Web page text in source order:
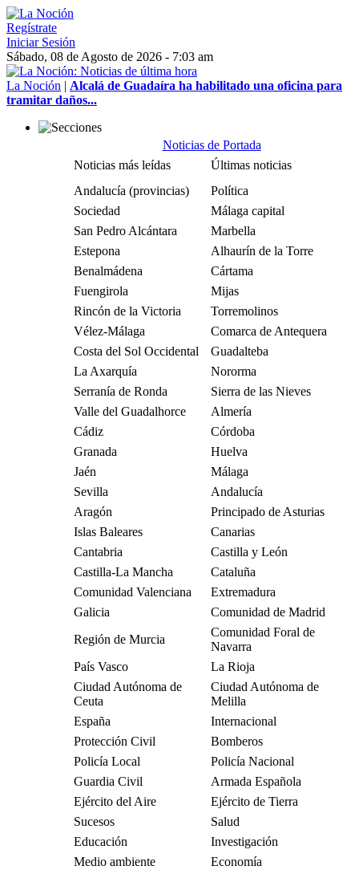
Regístrate
Iniciar Sesión
Sábado, 08 de Agosto de 2026 - 7:03 am
La Noción | Alcalá de Guadaíra ha habilitado una oficina para
tramitar daños...
Noticias de Portada
Noticias más leídas
Últimas noticias
Andalucía (provincias)
Política
Sociedad
Málaga capital
San Pedro Alcántara
Marbella
Estepona
Alhaurín de la Torre
Benalmádena
Cártama
Fuengirola
Mijas
Rincón de la Victoria
Torremolinos
Vélez-Málaga
Comarca de Antequera
Costa del Sol Occidental
Guadalteba
La Axarquía
Nororma
Serranía de Ronda
Sierra de las Nieves
Valle del Guadalhorce
Almería
Cádiz
Córdoba
Granada
Huelva
Jaén
Málaga
Sevilla
Andalucía
Aragón
Principado de Asturias
Islas Baleares
Canarias
Cantabria
Castilla y León
Castilla-La Mancha
Cataluña
Comunidad Valenciana
Extremadura
Galicia
Comunidad de Madrid
Región de Murcia
Comunidad Foral de
Navarra
País Vasco
La Rioja
Ciudad Autónoma de
Ceuta
Ciudad Autónoma de
Melilla
España
Internacional
Protección Civil
Bomberos
Policía Local
Policía Nacional
Guardia Civil
Armada Española
Ejército del Aire
Ejército de Tierra
Sucesos
Salud
Educación
Investigación
Medio ambiente
Economía